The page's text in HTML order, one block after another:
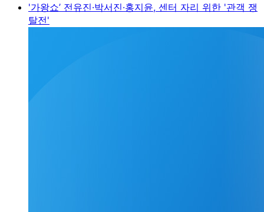
'가왕쇼’ 전유진·박서진·홍지윤, 센터 자리 위한 '관객 쟁
탈전'